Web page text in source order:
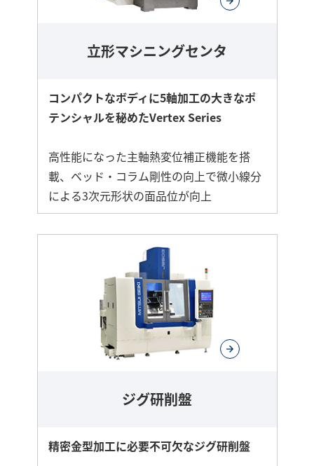
立形マシニングセンタ
コンパクトなボディに5軸加工の大きなポ
テンシャルを秘めたVertex Series
高性能になった主軸熱変位補正機能を搭
載、ベッド・コラム剛性の向上で微小線分
による3次元形状の面品位が向上
ジグ研削盤
精密金型加工に必要不可欠なジグ研削盤